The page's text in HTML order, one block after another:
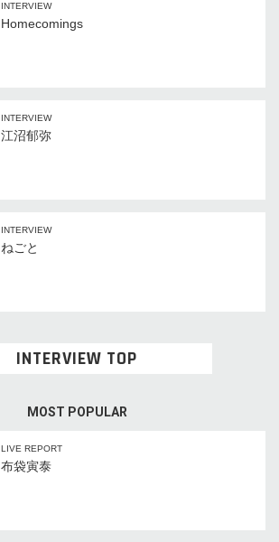
INTERVIEW
Homecomings
INTERVIEW
江沼郁弥
INTERVIEW
ねごと
INTERVIEW TOP
MOST POPULAR
LIVE REPORT
布袋寅泰